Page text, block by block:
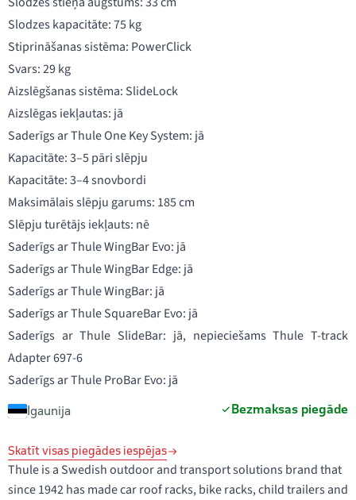
Slodzes kapacitāte: 75 kg
Stiprināšanas sistēma: PowerClick
Svars: 29 kg
Aizslēgšanas sistēma: SlideLock
Aizslēgas iekļautas: jā
Saderīgs ar Thule One Key System: jā
Kapacitāte: 3–5 pāri slēpju
Kapacitāte: 3–4 snovbordi
Maksimālais slēpju garums: 185 cm
Slēpju turētājs iekļauts: nē
Saderīgs ar Thule WingBar Evo: jā
Saderīgs ar Thule WingBar Edge: jā
Saderīgs ar Thule WingBar: jā
Saderīgs ar Thule SquareBar Evo: jā
Saderīgs ar Thule SlideBar: jā, nepieciešams Thule T-track
Adapter 697-6
Saderīgs ar Thule ProBar Evo: jā
Igaunija Bezmaksas piegāde
Skatīt visas piegādes iespējas
Thule is a Swedish outdoor and transport solutions brand that
since 1942 has made car roof racks, bike racks, child trailers and